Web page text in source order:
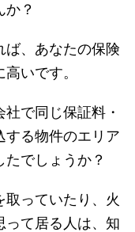
？
ば、あなたの保険
いです。
で同じ保証料・
する物件のエリア
でしょうか？
取っていたり、火
って居る人は、知